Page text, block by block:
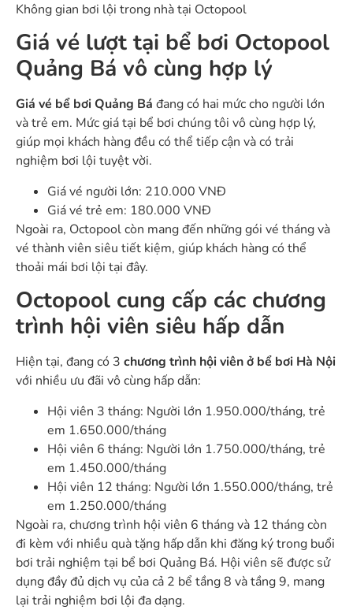
Không gian bơi lội trong nhà tại Octopool
Giá vé lượt tại bể bơi Octopool
Quảng Bá vô cùng hợp lý
Giá vé bể bơi Quảng Bá đang có hai mức cho người lớn
và trẻ em. Mức giá tại bể bơi chúng tôi vô cùng hợp lý,
giúp mọi khách hàng đều có thể tiếp cận và có trải
nghiệm bơi lội tuyệt vời.
Giá vé người lớn: 210.000 VNĐ
Giá vé trẻ em: 180.000 VNĐ
Ngoài ra, Octopool còn mang đến những gói vé tháng và
vé thành viên siêu tiết kiệm, giúp khách hàng có thể
thoải mái bơi lội tại đây.
Octopool cung cấp các chương
trình hội viên siêu hấp dẫn
Hiện tại, đang có 3 chương trình hội viên ở bể bơi Hà Nội
với nhiều ưu đãi vô cùng hấp dẫn:
Hội viên 3 tháng: Người lớn 1.950.000/tháng, trẻ
em 1.650.000/tháng
Hội viên 6 tháng: Người lớn 1.750.000/tháng, trẻ
em 1.450.000/tháng
Hội viên 12 tháng: Người lớn 1.550.000/tháng, trẻ
em 1.250.000/tháng
Ngoài ra, chương trình hội viên 6 tháng và 12 tháng còn
đi kèm với nhiều quà tặng hấp dẫn khi đăng ký trong buổi
bơi trải nghiệm tại bể bơi Quảng Bá. Hội viên sẽ được sử
dụng đầy đủ dịch vụ của cả 2 bể tầng 8 và tầng 9, mang
lại trải nghiệm bơi lội đa dạng.